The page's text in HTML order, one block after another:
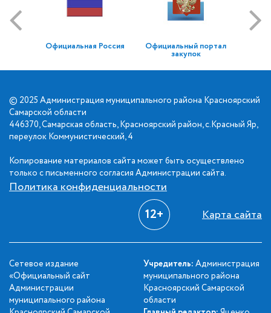
Официальная Россия Официальный портал
закупок
© 2025 Администрация муниципального района Красноярский
Самарской области
446370, Самарская область, Красноярский район, с.Красный Яр,
переулок Коммунистический, 4
Копирование материалов сайта может быть осуществлено
только с письменного согласия Администрации сайта.
Политика конфиденциальности
12+ Карта сайта
Сетевое издание
«Официальный сайт
Администрации
муниципального района
Учредитель: Администрация
муниципального района
Красноярский Самарской
области